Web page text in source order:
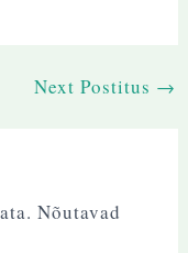
Next Postitus →
Nõutavad